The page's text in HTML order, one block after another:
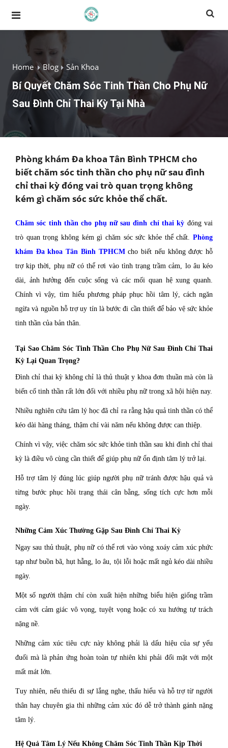
Home Blog Sản Khoa
Bí Quyết Chăm Sóc Tinh Thần Cho Phụ Nữ
Sau Đình Chỉ Thai Kỳ Tại Nhà
Phòng khám Đa khoa Tân Bình TPHCM cho
biết chăm sóc tinh thần cho phụ nữ sau đình
chỉ thai kỳ đóng vai trò quan trọng không
kém gì chăm sóc sức khỏe thể chất.
Chăm sóc tinh thần cho phụ nữ sau đình chỉ thai kỳ đóng vai
trò quan trọng không kém gì chăm sóc sức khỏe thể chất. Phòng
khám Đa khoa Tân Bình TPHCMcho biết nếu không được hỗ
trợ kịp thời, phụ nữ có thể rơi vào tình trạng trầm cảm, lo âu kéo
dài, ảnh hưởng đến cuộc sống và các mối quan hệ xung quanh.
Chính vì vậy, tìm hiểu phương pháp phục hồi tâm lý, cách ngăn
ngừa và nguồn hỗ trợ uy tín là bước đi cần thiết để bảo vệ sức khỏe
tinh thần của bản thân.
Tại Sao Chăm Sóc Tinh Thần Cho Phụ Nữ Sau Đình Chỉ Thai
Kỳ Lại Quan Trọng?
Đình chỉ thai kỳ không chỉ là thủ thuật y khoa đơn thuần mà còn là
biến cố tinh thần rất lớn đối với nhiều phụ nữ trong xã hội hiện nay.
Nhiều nghiên cứu tâm lý học đã chỉ ra rằng hậu quả tinh thần có thể
kéo dài hàng tháng, thậm chí vài năm nếu không được can thiệp.
Chính vì vậy, việc chăm sóc sức khỏe tinh thần sau khi đình chỉ thai
kỳ là điều vô cùng cần thiết để giúp phụ nữ ổn định tâm lý trở lại.
Hỗ trợ tâm lý đúng lúc giúp người phụ nữ tránh được hậu quả và
từng bước phục hồi trạng thái cân bằng, sống tích cực hơn mỗi
ngày.
Những Cảm Xúc Thường Gặp Sau Đình Chỉ Thai Kỳ
Ngay sau thủ thuật, phụ nữ có thể rơi vào vòng xoáy cảm xúc phức
tạp như buồn bã, hụt hẫng, lo âu, tội lỗi hoặc mất ngủ kéo dài nhiều
ngày.
Một số người thậm chí còn xuất hiện những biểu hiện giống trầm
cảm với cảm giác vô vọng, tuyệt vọng hoặc có xu hướng tự trách
nặng nề.
Những cảm xúc tiêu cực này không phải là dấu hiệu của sự yếu
đuối mà là phản ứng hoàn toàn tự nhiên khi phải đối mặt với một
mất mát lớn.
Tuy nhiên, nếu thiếu đi sự lắng nghe, thấu hiểu và hỗ trợ từ người
thân hay chuyên gia thì những cảm xúc đó dễ trở thành gánh nặng
tâm lý.
Hệ Quả Tâm Lý Nếu Không Chăm Sóc Tinh Thần Kịp Thời